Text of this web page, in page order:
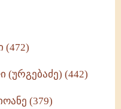
(472)
(442)
(379)